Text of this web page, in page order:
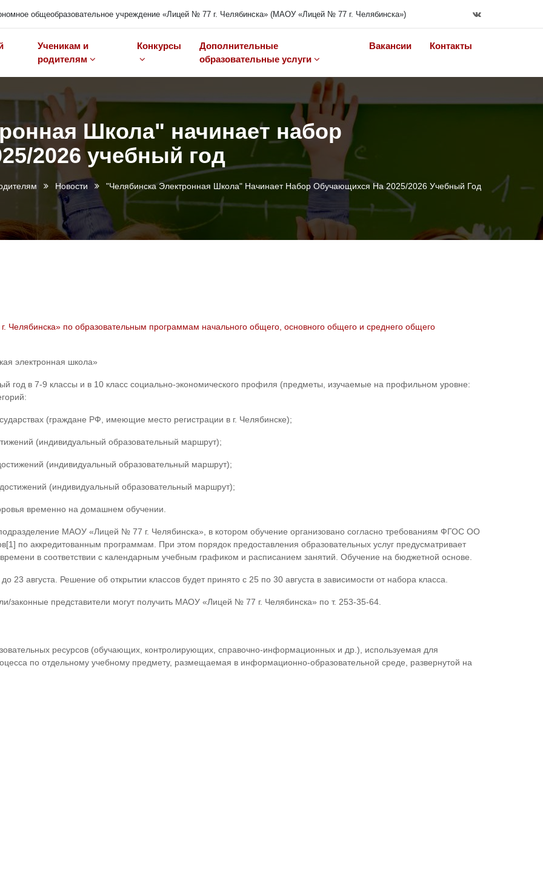
общеобразовательное учреждение «Лицей № 77 г. Челябинска» (МАОУ «Лицей № 77 г. Челябинска»)
Ученикам и
родителям
Конкурсы
Дополнительные
образовательные услуги
Вакансии Контакты
Школа" начинает набор
2026 учебный год
Новости "Челябинска Электронная Школа" Начинает Набор Обучающихся На 2025/2026 Учебный Год
по образовательным программам начального общего, основного общего и среднего общего
электронная школа»
год в 7-9 классы и в 10 класс социально-экономического профиля (предметы, изучаемые на профильном уровне:
(граждане РФ, имеющие место регистрации в г. Челябинске);
(индивидуальный образовательный маршрут);
(индивидуальный образовательный маршрут);
(индивидуальный образовательный маршрут);
временно на домашнем обучении.
МАОУ «Лицей № 77 г. Челябинска», в котором обучение организовано согласно требованиям ФГОС ОО
по аккредитованным программам. При этом порядок предоставления образовательных услуг предусматривает
в соответствии с календарным учебным графиком и расписанием занятий. Обучение на бюджетной основе.
23 августа. Решение об открытии классов будет принято с 25 по 30 августа в зависимости от набора класса.
законные представители могут получить МАОУ «Лицей № 77 г. Челябинска» по т. 253-35-64.
ресурсов (обучающих, контролирующих, справочно-информационных и др.), используемая для
по отдельному учебному предмету, размещаемая в информационно-образовательной среде, развернутой на